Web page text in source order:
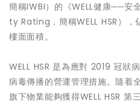
簡稱IWBI）的《WELL健康──
ty Rating，簡稱WELL HSR）
樓面面積。
WELL HSR 是為應對 2019 冠狀
病毒傳播的營運管理措施。隨着
旗下物業能夠獲得WELL HSR 第